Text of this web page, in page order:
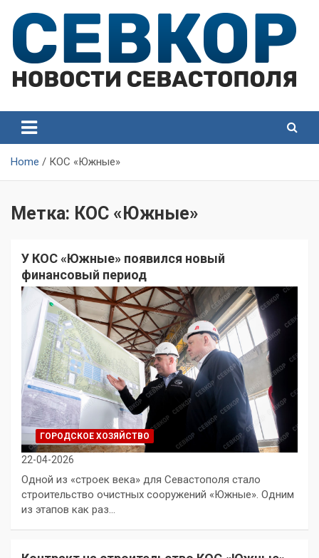
content
Севастополя
Севастополя
Home КОС «Южные»
Метка: КОС «Южные»
У КОС «Южные» появился новый
финансовый период
ГОРОДСКОЕ ХОЗЯЙСТВО
22-04-2026
Одной из «строек века» для Севастополя стало
строительство очистных сооружений «Южные». Одним
из этапов как раз…